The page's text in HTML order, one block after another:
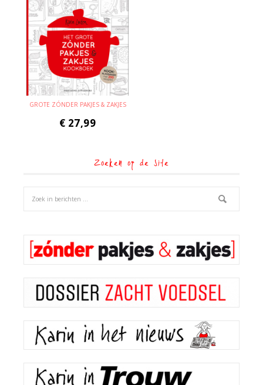
GROTE ZÓNDER PAKJES & ZAKJES
€ 27,99
Zoeken op de site